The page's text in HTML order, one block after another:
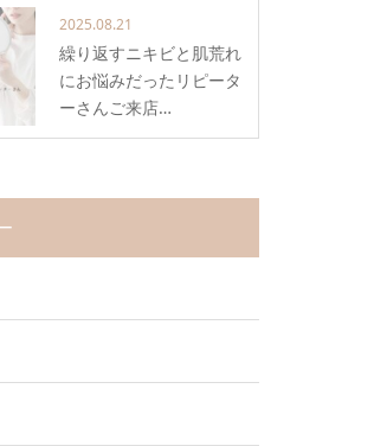
2025.08.21
繰り返すニキビと肌荒れ
にお悩みだったリピータ
ーさんご来店…